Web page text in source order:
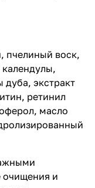
пчелиный воск,
календулы,
дуба, экстракт
ретинил
масло
и